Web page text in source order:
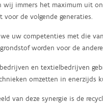
wij immers het maximum uit
voor de volgende generaties.
uw competenties met die
worden voor de
en textielbedrijven
omzetten in enerzijds
van deze synergie is de